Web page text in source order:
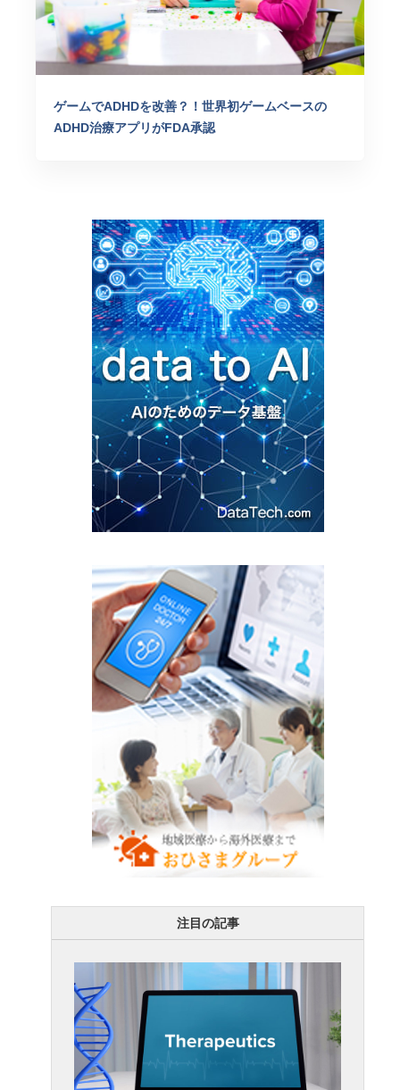
ゲームでADHDを改善？！世界初ゲームベースの
ADHD治療アプリがFDA承認
注目の記事